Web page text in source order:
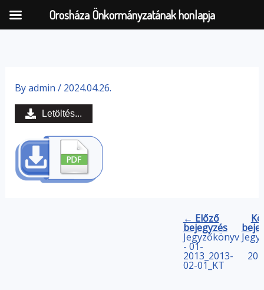
content
Byadmin / 2024.04.26.
Letöltés...
← Előző
bejegyzés
Jegyzőkönyv
- 01-
2013_2013-
02-01_KT
Orosháza Önkormányzatának honlapja